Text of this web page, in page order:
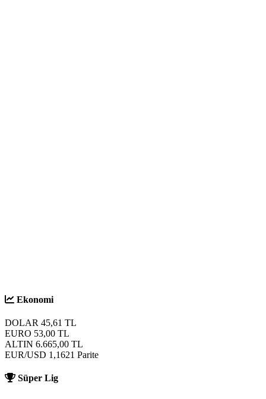
Ekonomi
DOLAR 45,61 TL
EURO 53,00 TL
ALTIN 6.665,00 TL
EUR/USD 1,1621 Parite
Süper Lig